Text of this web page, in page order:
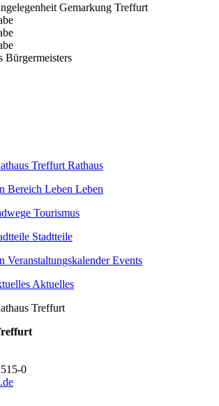
Gemarkung Treffurt
Bürgermeisters
Rathaus
Leben
Tourismus
Stadtteile
Events
Aktuelles
0